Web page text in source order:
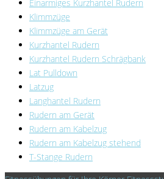
Einarmiges Kurzhantel Rudern
Klimmzüge
Klimmzüge am Gerät
Kurzhantel Rudern
Kurzhantel Rudern Schrägbank
Lat Pulldown
Latzug
Langhantel Rudern
Rudern am Gerät
Rudern am Kabelzug
Rudern am Kabelzug stehend
T-Stange Rudern